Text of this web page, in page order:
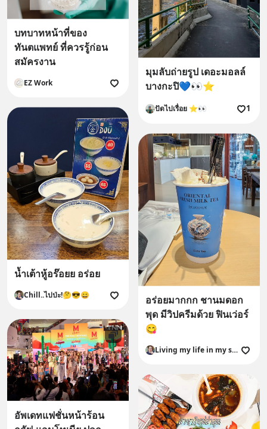
มุมลับถ่ายรูป เดอะมอลล์
บางกะปิ💙👀⭐️
ปัดไปเรื่อย ⭐️👀 1
บทบาทหน้าที่ของ
ทันตแพทย์ ที่ควรรู้ก่อน
สมัครงาน
EZ Work
น้ำเต้าหู้อร๊อยย อร่อย
Chill..ไปป่ะ!🤔😎😄
อร่อยมากกก ชานมดอก
พุด มีวิปครีมด้วย ฟินเว่อร์
😋
Living my life in my style ✨️ 😎 😉
อัพเดทแฟชั่นหน้าร้อน